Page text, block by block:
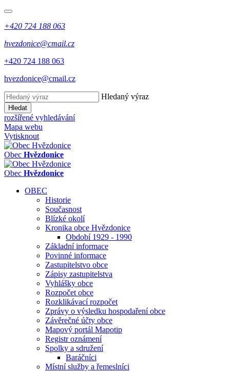
+420 724 188 063
hvezdonice@cmail.cz
+420 724 188 063
hvezdonice@cmail.cz
Hledaný výraz
Hledat
rozšířené vyhledávání
Mapa webu
Vytisknout
Obec Hvězdonice
Obec Hvězdonice
OBEC
Historie
Současnost
Blízké okolí
Kronika obce Hvězdonice
Období 1929 - 1990
Základní informace
Povinné informace
Zastupitelstvo obce
Zápisy zastupitelstva
Vyhlášky obce
Rozpočet obce
Rozklikávací rozpočet
Zprávy o výsledku hospodaření obce
Závěrečné účty obce
Mapový portál Mapotip
Registr oznámení
Spolky a sdružení
Baráčníci
Místní služby a řemeslníci